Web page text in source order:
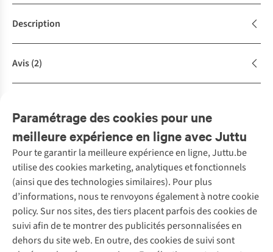
Description
Avis(2)
Complétez le look
Achète la tenue
Paramétrage des cookies pour une
meilleure expérience en ligne avec Juttu
Pour te garantir la meilleure expérience en ligne, Juttu.be
utilise des cookies marketing, analytiques et fonctionnels
(ainsi que des technologies similaires). Pour plus
d’informations, nous te renvoyons également à notre cookie
policy. Sur nos sites, des tiers placent parfois des cookies de
suivi afin de te montrer des publicités personnalisées en
dehors du site web. En outre, des cookies de suivi sont
Service client
Questions fréquentes
Commander
Payer
10 % réduction étudiants
Klarna : post-paiement
Nos services
Vintage - ReJUsed
Atelier de couture
Juttu